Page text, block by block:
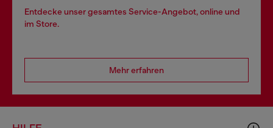
Entdecke unser gesamtes Service-Angebot, online und
im Store.
Mehr erfahren